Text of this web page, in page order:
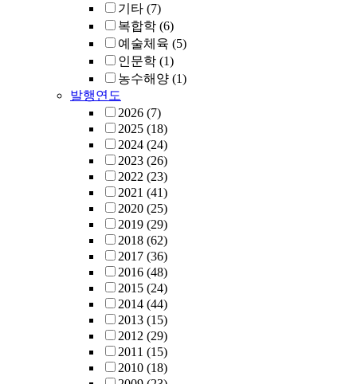
기타 (7)
복합학 (6)
예술체육 (5)
인문학 (1)
농수해양 (1)
발행연도
2026 (7)
2025 (18)
2024 (24)
2023 (26)
2022 (23)
2021 (41)
2020 (25)
2019 (29)
2018 (62)
2017 (36)
2016 (48)
2015 (24)
2014 (44)
2013 (15)
2012 (29)
2011 (15)
2010 (18)